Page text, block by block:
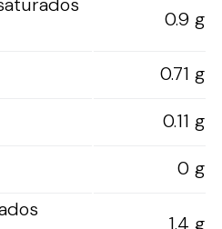
0.9 g
0.71 g
0.11 g
0 g
1.4 g